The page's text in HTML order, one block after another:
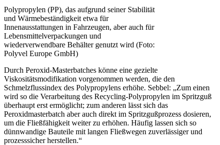
Polypropylen (PP), das aufgrund seiner Stabilität
und Wärmebeständigkeit etwa für
Innenausstattungen in Fahrzeugen, aber auch für
Lebensmittelverpackungen und
wiederverwendbare Behälter genutzt wird (Foto:
Polyvel Europe GmbH)
Durch Peroxid-Masterbatches könne eine gezielte
Viskositätsmodifikation vorgenommen werden, die den
Schmelzflussindex des Polypropylens erhöhe. Sebbel: „Zum einen
wird so die Verarbeitung des Recycling-Polypropylen im Spritzguß
überhaupt erst ermöglicht; zum anderen lässt sich das
Peroxidmasterbatch aber auch direkt im Spritzgußprozess dosieren,
um die Fließfähigkeit weiter zu erhöhen. Häufig lassen sich so
dünnwandige Bauteile mit langen Fließwegen zuverlässiger und
prozesssicher herstellen.“